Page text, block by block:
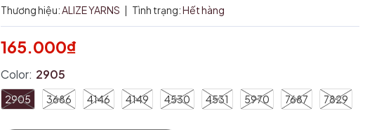
Thương hiệu:ALIZE YARNS | Tình trạng:Hết hàng
165.000₫
Color: 2905
2905 3686 4146 4149 4530 4531 5970 7687 7829